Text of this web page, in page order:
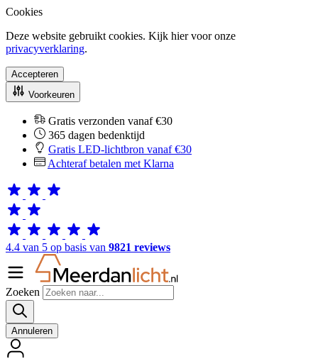
Cookies
Deze website gebruikt cookies. Kijk hier voor onze
privacyverklaring.
Accepteren
Voorkeuren
Gratis verzonden vanaf €30
365 dagen bedenktijd
Gratis LED-lichtbron vanaf €30
Achteraf betalen met Klarna
4.4 van 5 op basis van 9821 reviews
Zoeken
Annuleren